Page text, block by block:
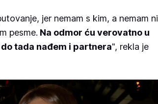
jer nemam s kim, a nemam ni
pesme. Na odmor ću verovatno u
tada nađem i partnera", rekla je